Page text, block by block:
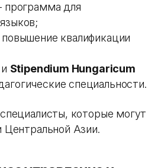
для
квалификации
и Stipendium Hungaricum
специальности.
которые могут
Центральной Азии.